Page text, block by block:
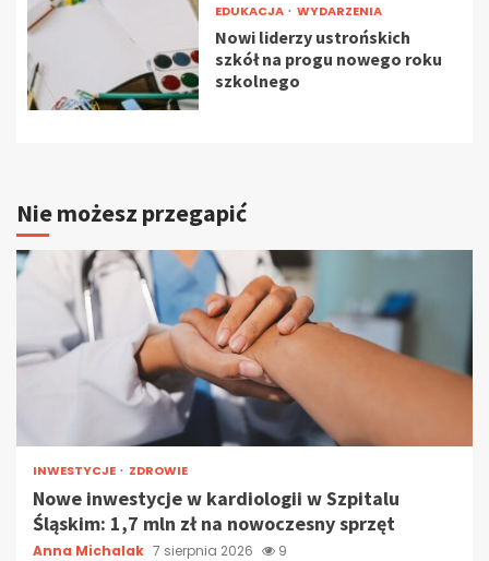
EDUKACJA WYDARZENIA
Nowi liderzy ustrońskich
szkół na progu nowego roku
szkolnego
Nie możesz przegapić
INWESTYCJE ZDROWIE
Nowe inwestycje w kardiologii w Szpitalu
Śląskim: 1,7 mln zł na nowoczesny sprzęt
Anna Michalak 7 sierpnia 2026 9